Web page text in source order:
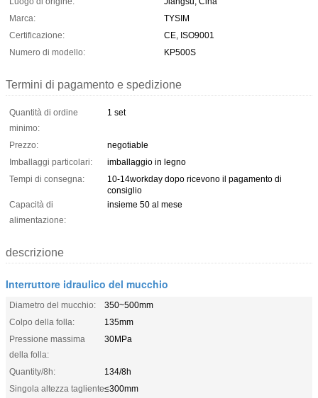
Marca:
TYSIM
Certificazione:
CE, ISO9001
Numero di modello:
KP500S
Termini di pagamento e spedizione
Quantità di ordine
minimo:
1 set
Prezzo:
negotiable
Imballaggi particolari:
imballaggio in legno
Tempi di consegna:
10-14workday dopo ricevono il pagamento di
consiglio
Capacità di
alimentazione:
insieme 50 al mese
descrizione
Interruttore idraulico del mucchio
Diametro del mucchio:
350~500mm
Colpo della folla:
135mm
Pressione massima
della folla:
30MPa
Quantity/8h:
134/8h
Singola altezza tagliente≤300mm